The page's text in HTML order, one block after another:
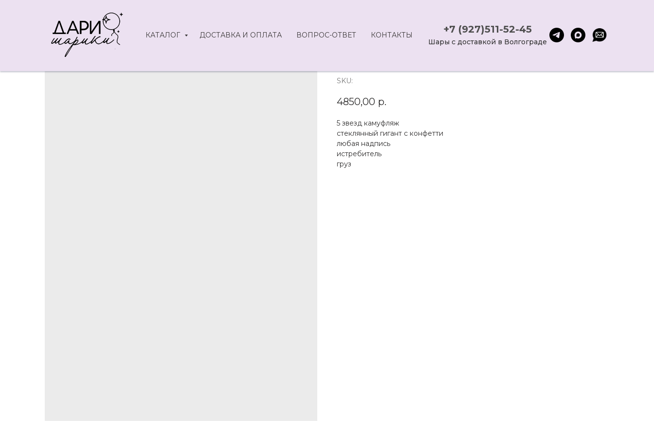
КАТАЛОГ ДОСТАВКА И ОПЛАТА ВОПРОС-ОТВЕТ КОНТАКТЫ +7 (927)511-52-45
Шары с доставкой в Волгограде
SKU:
4850,00 р.
5 звезд камуфляж
стеклянный гигант с конфетти
любая надпись
истребитель
груз